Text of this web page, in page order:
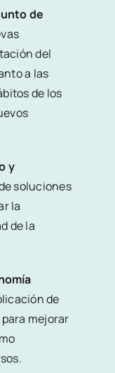
de
del
a las
de los
y
soluciones
la
de la
de
mejorar